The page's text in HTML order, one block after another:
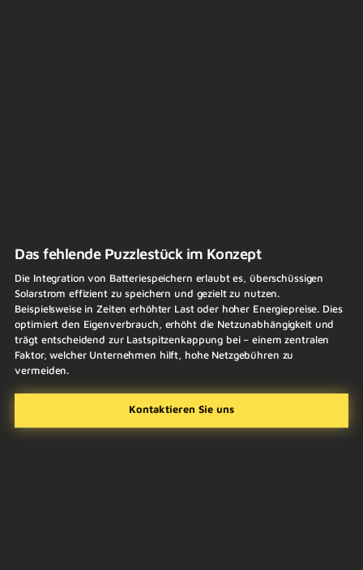
Das fehlende Puzzlestück im Konzept
Die Integration von Batteriespeichern erlaubt es, überschüssigen
Solarstrom effizient zu speichern und gezielt zu nutzen.
Beispielsweise in Zeiten erhöhter Last oder hoher Energiepreise. Dies
optimiert den Eigenverbrauch, erhöht die Netzunabhängigkeit und
trägt entscheidend zur Lastspitzenkappung bei – einem zentralen
Faktor, welcher Unternehmen hilft, hohe Netzgebühren zu
vermeiden.
Kontaktieren Sie uns